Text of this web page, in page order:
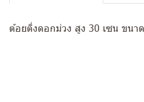
ต้อยติ่งดอกม่วง สูง 30 เซน ขนา